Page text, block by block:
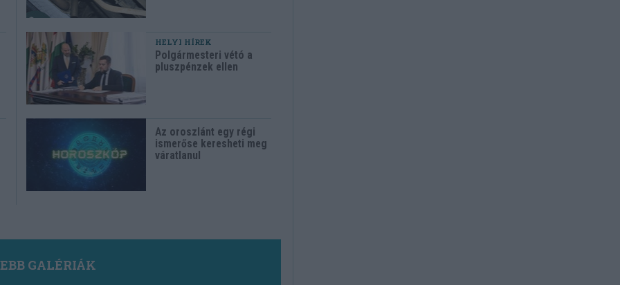
HELYI HÍREK
Polgármesteri vétó a
pluszpénzek ellen
Az oroszlánt egy régi
ismerőse keresheti meg
váratlanul
GALÉRIÁK